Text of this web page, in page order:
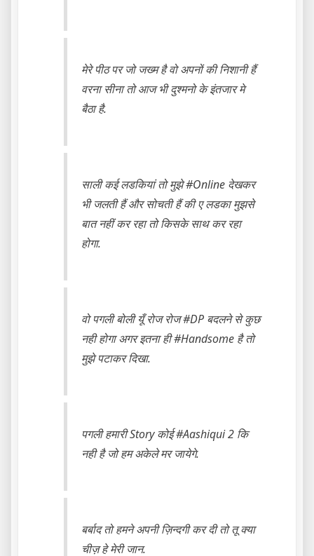
मेरे पीठ पर जो जख्म है वो अपनों की निशानी हैं
वरना सीना तो आज भी दुश्मनो के इंतजार मे
बैठा है.
साली कई लडकियां तो मुझे #Online देखकर
भी जलती हैं और सोचती हैं की ए लडका मुझसे
बात नहीं कर रहा तो किसके साथ कर रहा
होगा.
वो पगली बोली यूँ रोज रोज #DP बदलने से कुछ
नही होगा अगर इतना ही #Handsome है तो
मुझे पटाकर दिखा.
पगली हमारी ‪Story‬ कोई #Aashiqui 2‬ कि
नही है जो हम अकेले मर जायेगे.
बर्बाद तो हमने अपनी ज़िन्दगी कर दी तो तू क्या
चीज़ हे मेरी जान.